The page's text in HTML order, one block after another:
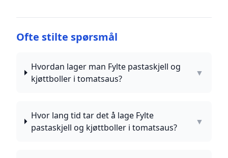
Ofte stilte spørsmål
Hvordan lager man Fylte pastaskjell og
kjøttboller i tomatsaus?
▼
Hvor lang tid tar det å lage Fylte
pastaskjell og kjøttboller i tomatsaus?
▼